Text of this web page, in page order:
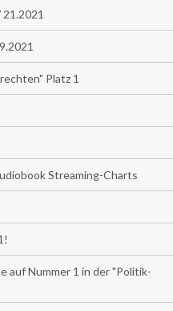
Platz 1
Streaming-Charts
auf Nummer 1 in der "Politik-